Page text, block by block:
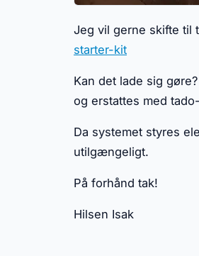
Jeg vil gerne skifte til
starter-kit
Kan det lade sig
og erstattes med
Da systemet styres
utilgængeligt.
På forhånd tak!
Hilsen Isak